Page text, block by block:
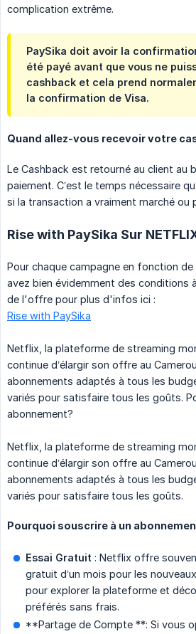
complication extrême.
PaySika doit avoir la
été payé avant que vous ne
cashback et cela prend
la confirmation de Visa.
Quand allez-vous recevoir votre
Le Cashback est retourné au client au
paiement. C’est le temps nécessaire
si la transaction a vraiment marché ou
Rise with PaySika Sur
Pour chaque campagne en fonction
avez bien évidemment des conditions
de l'offre pour plus d'infos ici :
Rise with PaySika
Netflix, la plateforme de streaming
continue d’élargir son offre au
abonnements adaptés à tous les
variés pour satisfaire tous les goûts.
abonnement?
Netflix, la plateforme de streaming
continue d’élargir son offre au
abonnements adaptés à tous les
variés pour satisfaire tous les goûts.
Pourquoi souscrire à un
Essai Gratuit : Netflix offre
gratuit d’un mois pour les
pour explorer la plateforme et
préférés sans frais.
**Partage de Compte **: Si vous